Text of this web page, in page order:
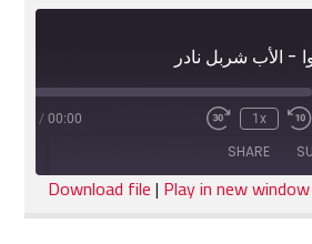
- الأب شربل نادر
Rewind
10
Seconds
1x
Fast
seconds
00:00
/
SHARE
Download file| Play in new window